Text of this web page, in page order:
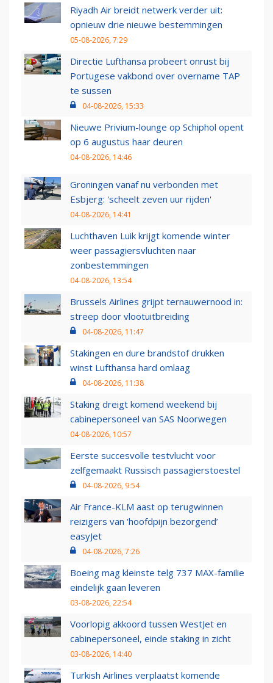
Riyadh Air breidt netwerk verder uit:
opnieuw drie nieuwe bestemmingen
05-08-2026, 7:29
Directie Lufthansa probeert onrust bij
Portugese vakbond over overname TAP
te sussen
04-08-2026, 15:33
Nieuwe Privium-lounge op Schiphol opent
op 6 augustus haar deuren
04-08-2026, 14:46
Groningen vanaf nu verbonden met
Esbjerg: 'scheelt zeven uur rijden'
04-08-2026, 14:41
Luchthaven Luik krijgt komende winter
weer passagiersvluchten naar
zonbestemmingen
04-08-2026, 13:54
Brussels Airlines grijpt ternauwernood in:
streep door vlootuitbreiding
04-08-2026, 11:47
Stakingen en dure brandstof drukken
winst Lufthansa hard omlaag
04-08-2026, 11:38
Staking dreigt komend weekend bij
cabinepersoneel van SAS Noorwegen
04-08-2026, 10:57
Eerste succesvolle testvlucht voor
zelfgemaakt Russisch passagierstoestel
04-08-2026, 9:54
Air France-KLM aast op terugwinnen
reizigers van ‘hoofdpijn bezorgend’
easyJet
04-08-2026, 7:26
Boeing mag kleinste telg 737 MAX-familie
eindelijk gaan leveren
03-08-2026, 22:54
Voorlopig akkoord tussen WestJet en
cabinepersoneel, einde staking in zicht
03-08-2026, 14:40
Turkish Airlines verplaatst komende